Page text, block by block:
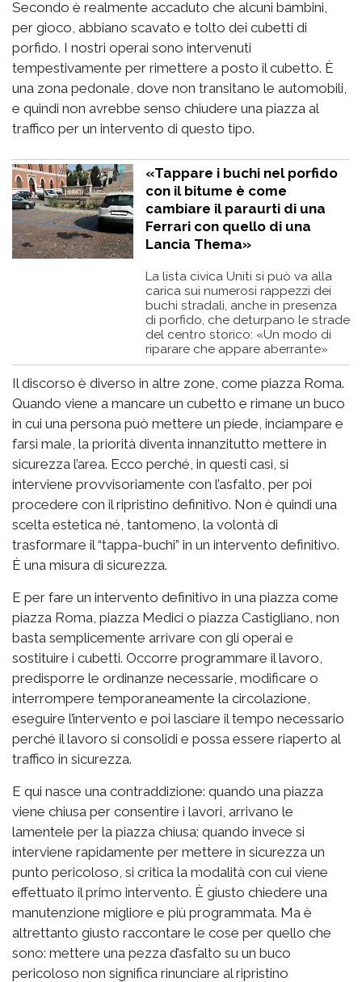
Secondo è realmente accaduto che alcuni bambini,
per gioco, abbiano scavato e tolto dei cubetti di
porfido. I nostri operai sono intervenuti
tempestivamente per rimettere a posto il cubetto. È
una zona pedonale, dove non transitano le automobili,
e quindi non avrebbe senso chiudere una piazza al
traffico per un intervento di questo tipo.
«Tappare i buchi nel porfido
con il bitume è come
cambiare il paraurti di una
Ferrari con quello di una
Lancia Thema»
La lista civica Uniti si può va alla
carica sui numerosi rappezzi dei
buchi stradali, anche in presenza
di porfido, che deturpano le strade
del centro storico: «Un modo di
riparare che appare aberrante»
Il discorso è diverso in altre zone, come piazza Roma.
Quando viene a mancare un cubetto e rimane un buco
in cui una persona può mettere un piede, inciampare e
farsi male, la priorità diventa innanzitutto mettere in
sicurezza l’area. Ecco perché, in questi casi, si
interviene provvisoriamente con l’asfalto, per poi
procedere con il ripristino definitivo. Non è quindi una
scelta estetica né, tantomeno, la volontà di
trasformare il “tappa-buchi” in un intervento definitivo.
È una misura di sicurezza.
E per fare un intervento definitivo in una piazza come
piazza Roma, piazza Medici o piazza Castigliano, non
basta semplicemente arrivare con gli operai e
sostituire i cubetti. Occorre programmare il lavoro,
predisporre le ordinanze necessarie, modificare o
interrompere temporaneamente la circolazione,
eseguire l’intervento e poi lasciare il tempo necessario
perché il lavoro si consolidi e possa essere riaperto al
traffico in sicurezza.
E qui nasce una contraddizione: quando una piazza
viene chiusa per consentire i lavori, arrivano le
lamentele per la piazza chiusa; quando invece si
interviene rapidamente per mettere in sicurezza un
punto pericoloso, si critica la modalità con cui viene
effettuato il primo intervento. È giusto chiedere una
manutenzione migliore e più programmata. Ma è
altrettanto giusto raccontare le cose per quello che
sono: mettere una pezza d’asfalto su un buco
pericoloso non significa rinunciare al ripristino